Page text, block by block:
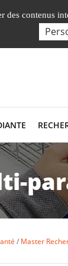
Master
contenus